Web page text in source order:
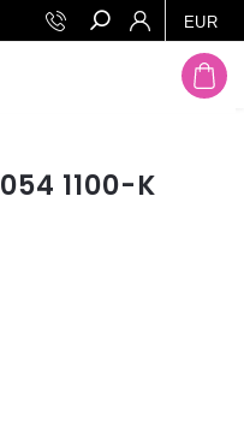
EUR
Hľadať
1100-K